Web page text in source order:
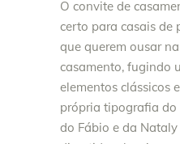
O convite de
certo para casais de
que querem ousar
casamento, fugindo
elementos clássicos
própria tipografia do
do Fábio e da